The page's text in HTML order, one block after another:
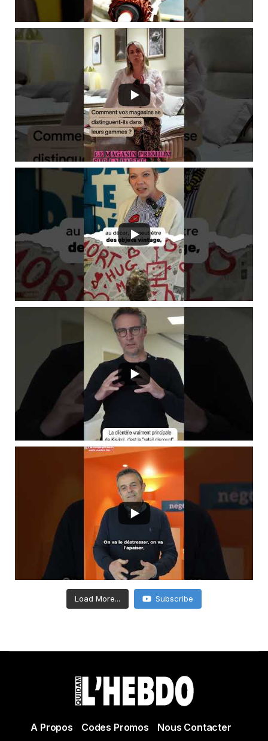
Load More... Subscribe
A Propos Codes Promos
Nous Contacter